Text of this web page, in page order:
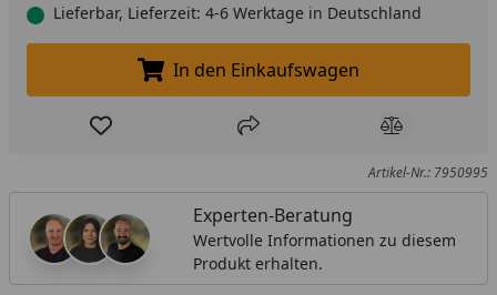
Lieferbar, Lieferzeit: 4-6 Werktage in Deutschland
In den Einkaufswagen legen
In den Einkaufswagen
Produkt zur Wunschliste hinzufügen
Teilen Produkt
Artikel-Nr.: 7950995
Experten-Beratung
Wertvolle Informationen zu diesem
Produkt erhalten.